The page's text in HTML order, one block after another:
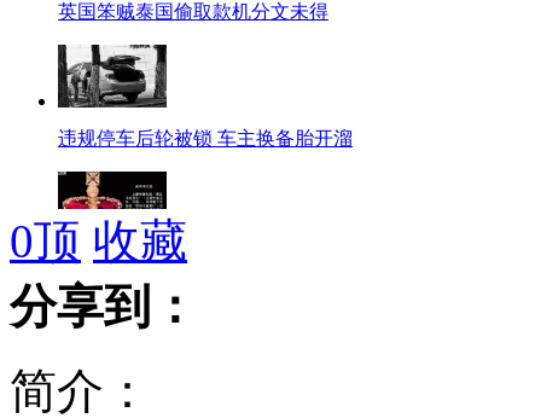
英国笨贼泰国偷取款机分文未得
违规停车后轮被锁 车主换备胎开溜
英王室万颗钻石展 最大一颗曾被当石头
女子组车队寻爱犬 凯迪拉克打头
0顶 收藏
分享到：
简介：